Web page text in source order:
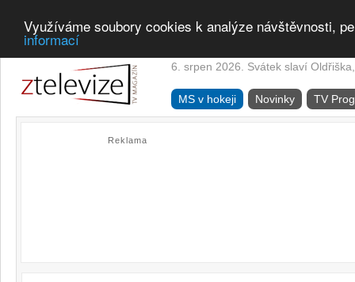
Využíváme soubory cookies k analýze návštěvnosti,
informací
6. srpen 2026. Svátek slaví
MS v hokeji Novinky TV
Reklama